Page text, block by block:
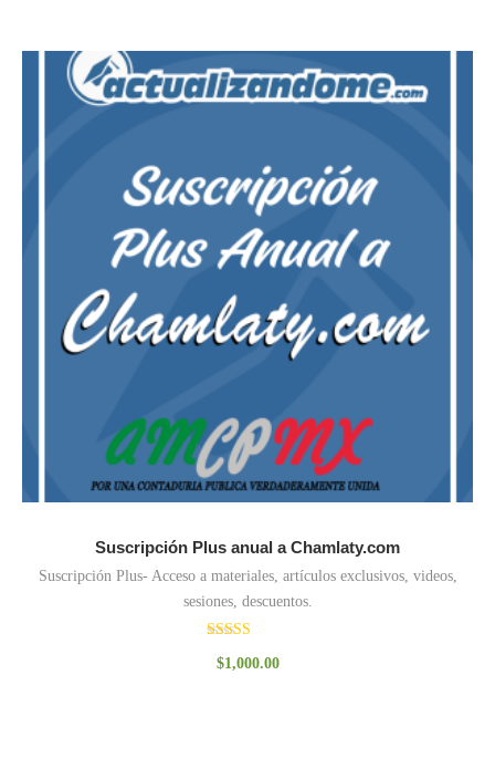
Suscripción Plus anual a Chamlaty.com
Suscripción Plus- Acceso a materiales, artículos exclusivos, videos,
sesiones, descuentos.
con
$1,000.00